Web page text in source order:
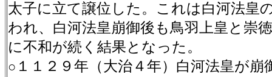
太子に立て譲位した。これは白河法皇
われ、白河法皇崩御後も鳥羽上皇と崇
に不和が続く結果となった。
○ １１２９年（大治４年）白河法皇が崩